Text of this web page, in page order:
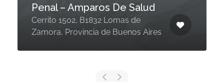
Penal – Amparos De Salud
Cerrito 1502, B1832 Lomas de
Zamora, Provincia de Buenos Aires